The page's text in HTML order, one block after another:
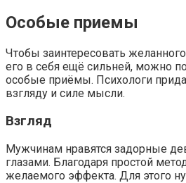
Особые приемы
Чтобы заинтересовать
его в себя ещё сильней, можно
особые приёмы. Психологи
взгляду и силе мысли.
Взгляд
Мужчинам нравятся задорные
глазами. Благодаря простой
желаемого эффекта. Для этого